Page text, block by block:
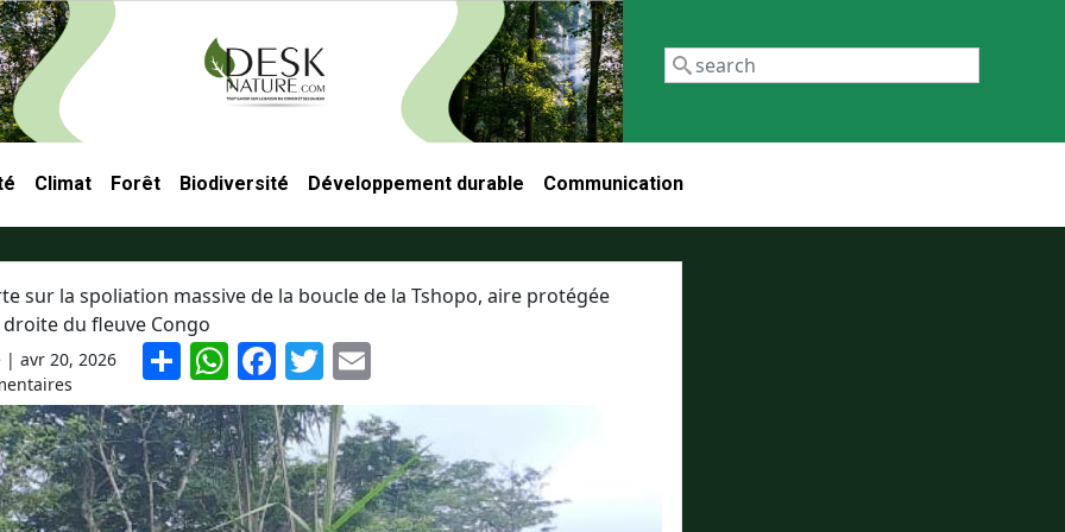
Climat Forêt Biodiversité Développement durable Communication
sur la spoliation massive de la boucle de la Tshopo, aire protégée
du fleuve Congo
| avr 20, 2026
S
h
ar
e
W
h
at
s
A
F
a
c
e
b
T
w
itt
er
E
m
ai
l